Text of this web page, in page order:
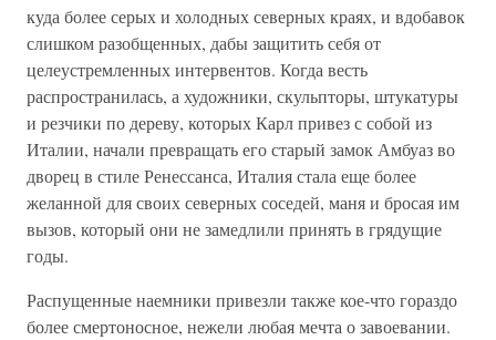
куда более серых и холодных северных краях, и вдобавок
слишком разобщенных, дабы защитить себя от
целеустремленных интервентов. Когда весть
распространилась, а художники, скульпторы, штукатуры
и резчики по дереву, которых Карл привез с собой из
Италии, начали превращать его старый замок Амбуаз во
дворец в стиле Ренессанса, Италия стала еще более
желанной для своих северных соседей, маня и бросая им
вызов, который они не замедлили принять в грядущие
годы.
Распущенные наемники привезли также кое-что гораздо
более смертоносное, нежели любая мечта о завоевании.